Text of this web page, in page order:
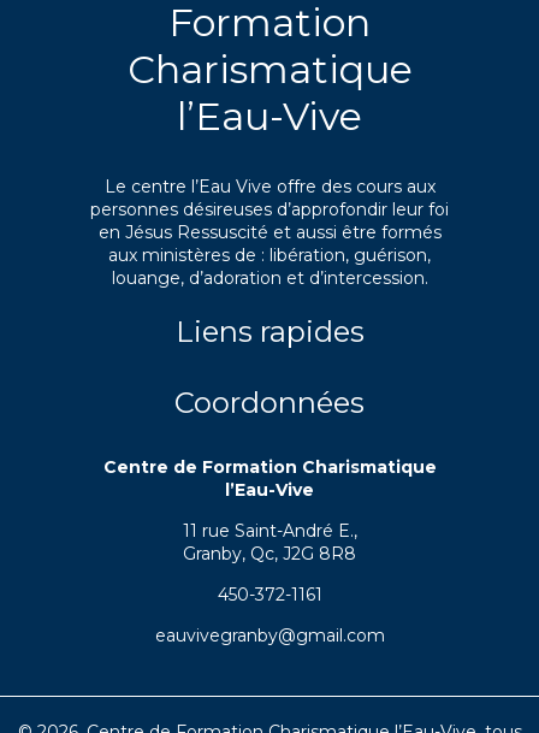
Formation
Charismatique
l’Eau-Vive
Le centre l’Eau Vive offre des cours aux
personnes désireuses d’approfondir leur foi
en Jésus Ressuscité et aussi être formés
aux ministères de : libération, guérison,
louange, d’adoration et d’intercession.
Liens rapides
Coordonnées
Centre de Formation Charismatique
l’Eau-Vive
11 rue Saint-André E.,
Granby, Qc, J2G 8R8
450-372-1161
eauvivegranby@gmail.com